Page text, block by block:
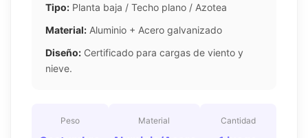
Tipo: Planta baja / Techo plano / Azotea
Material: Aluminio + Acero galvanizado
Diseño: Certificado para cargas de viento y
nieve.
Peso Material Cantidad